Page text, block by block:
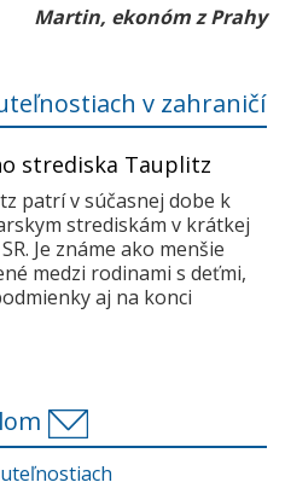
Martin, ekonóm z Prahy
v zahraničí
strediska Tauplitz
patrí v súčasnej dobe k
strediskám v krátkej
Je známe ako menšie
medzi rodinami s deťmi,
aj na konci